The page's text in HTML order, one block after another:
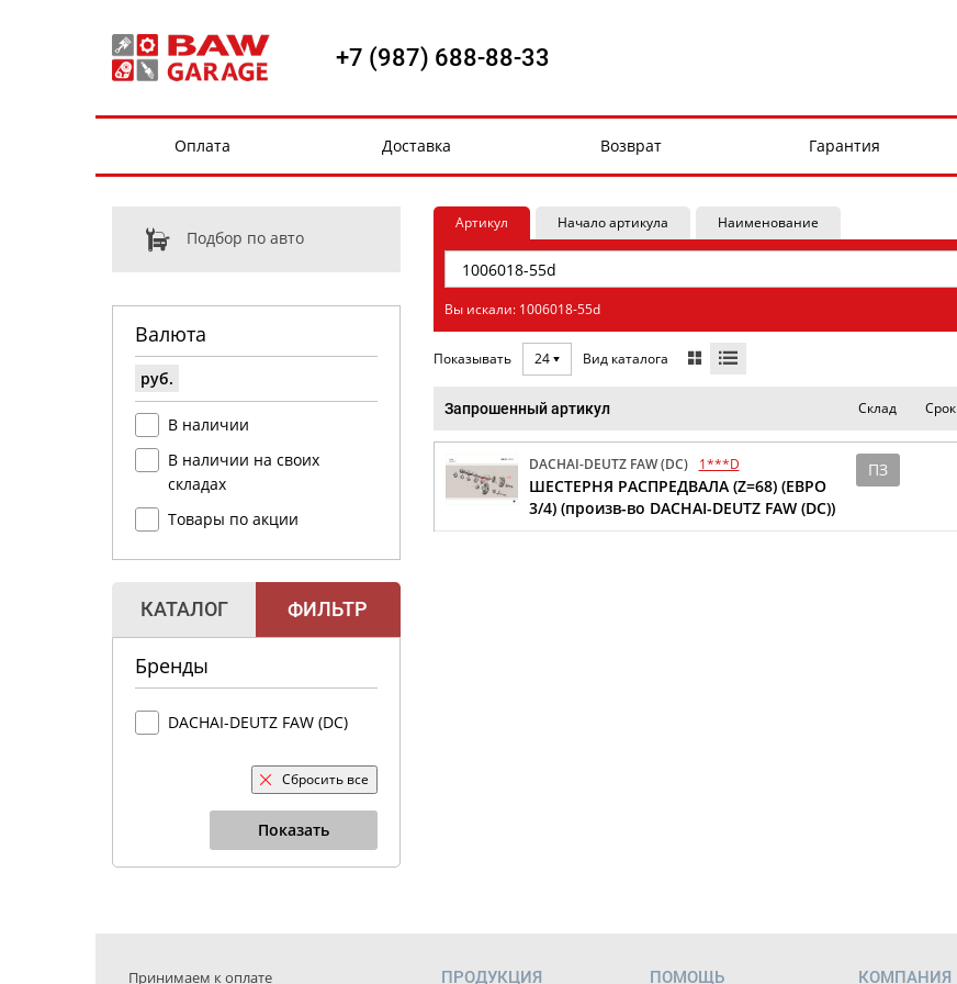
+7 (987) 688-88-33
Оплата Доставка Возврат Гарантия
Подбор по авто
Валюта
руб.
В наличии
В наличии на своих
складах
Товары по акции
КАТАЛОГ ФИЛЬТР
Бренды
DACHAI-DEUTZ FAW (DC)
Сбросить все
Показать
Артикул Начало артикула Наименование
Вы искали: 1006018-55d
Показывать 24 Вид каталога
Запрошенный артикул Склад Срок
DACHAI-DEUTZ FAW (DC) 1***D
ШЕСТЕРНЯ РАСПРЕДВАЛА (Z=68) (ЕВРО
3/4) (произв-во DACHAI-DEUTZ FAW (DC))
ПЗ
Принимаем к оплате ПРОДУКЦИЯ ПОМОЩЬ КОМПАНИЯ